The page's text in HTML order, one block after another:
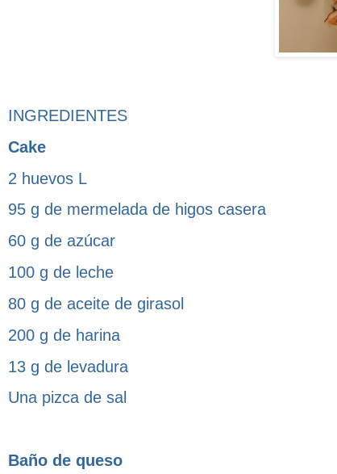
INGREDIENTES
Cake
2 huevos L
95 g de mermelada de higos casera
60 g de azúcar
100 g de leche
80 g de aceite de girasol
200 g de harina
13 g de levadura
Una pizca de sal
Baño de queso